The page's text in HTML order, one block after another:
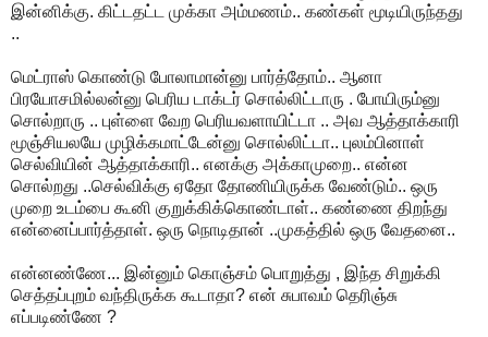
இன்னிக்கு. கிட்டதட்ட முக்கா அம்மணம்.. கண்கள் மூடியிருந்தது
..
மெட்ராஸ் கொண்டு போலாமான்னு பார்த்தோம்.. ஆனா
பிரயோசமில்லன்னு பெரிய டாக்டர் சொல்லிட்டாரு . போயிரும்னு
சொல்றாரு .. புள்ளை வேற பெரியவளாயிட்டா .. அவ ஆத்தாக்காரி
மூஞ்சியலயே முழிக்கமாட்டேன்னு சொல்லிட்டா.. புலம்பினாள்
செல்வியின் ஆத்தாக்காரி.. எனக்கு அக்காமுறை.. என்ன
சொல்றது ..செல்விக்கு ஏதோ தோணியிருக்க வேண்டும்.. ஒரு
முறை உடம்பை கூனி குறுக்கிக்கொண்டாள்.. கண்ணை திறந்து
என்னைப்பார்த்தாள். ஒரு நொடிதான் ..முகத்தில் ஒரு வேதனை..
என்னண்ணே... இன்னும் கொஞ்சம் பொறுத்து , இந்த சிறுக்கி
செத்தப்புறம் வந்திருக்க கூடாதா? என் சுபாவம் தெரிஞ்சு
எப்படிண்ணே ?